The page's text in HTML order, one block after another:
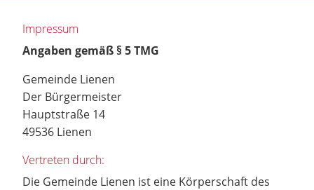
Impressum
Angaben gemäß § 5 TMG
Gemeinde Lienen
Der Bürgermeister
Hauptstraße 14
49536 Lienen
Vertreten durch:
Die Gemeinde Lienen ist eine Körperschaft des